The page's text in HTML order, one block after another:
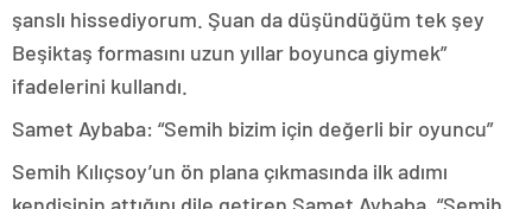
şanslı hissediyorum. Şuan da düşündüğüm tek şey
Beşiktaş formasını uzun yıllar boyunca giymek”
ifadelerini kullandı.
Samet Aybaba: “Semih bizim için değerli bir oyuncu”
Semih Kılıçsoy’un ön plana çıkmasında ilk adımı